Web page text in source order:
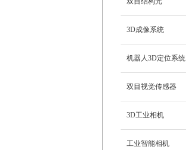
3D成像系统
机器人3D定位系统
双目视觉传感器
3D工业相机
工业智能相机